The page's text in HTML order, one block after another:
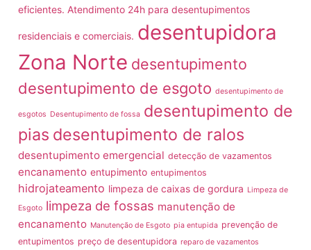
eficientes. Atendimento 24h para desentupimentos
residenciais e comerciais. desentupidora
Zona Norte desentupimento
desentupimento de esgoto desentupimento de
esgotos Desentupimento de fossa desentupimento de
pias desentupimento de ralos
desentupimento emergencial detecção de vazamentos
encanamento entupimento entupimentos
hidrojateamento limpeza de caixas de gordura Limpeza de
Esgoto limpeza de fossas manutenção de
encanamento Manutenção de Esgoto pia entupida prevenção de
entupimentos preço de desentupidora reparo de vazamentos